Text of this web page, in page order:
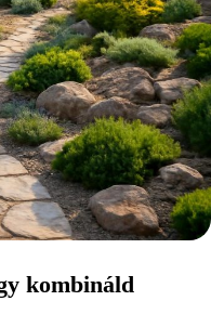
kombináld